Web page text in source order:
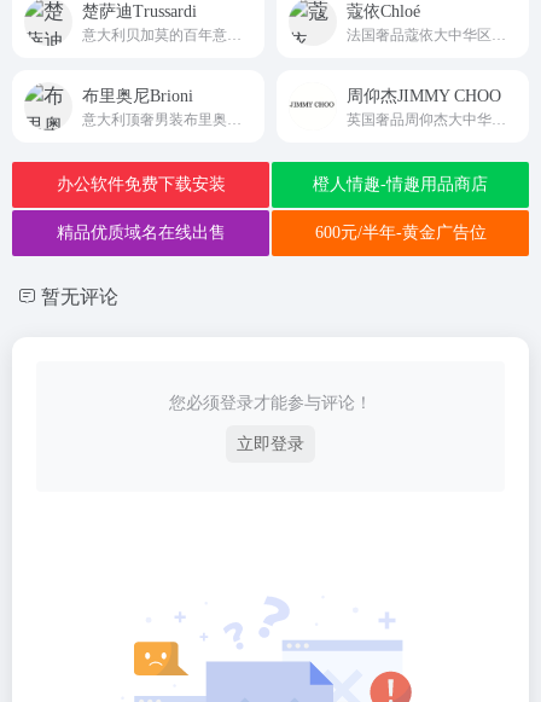
楚萨迪Trussardi 蔻依Chloé
布里奥尼Brioni 周仰杰JIMMY CHOO
办公软件免费下载安装 橙人情趣-情趣用品商店
精品优质域名在线出售 600元/半年-黄金广告位
暂无评论
您必须登录才能参与评论！
立即登录